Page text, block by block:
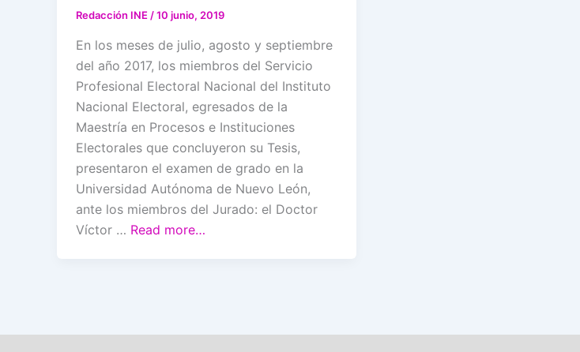
Redacción INE /10 junio, 2019
En los meses de julio, agosto y septiembre
del año 2017, los miembros del Servicio
Profesional Electoral Nacional del Instituto
Nacional Electoral, egresados de la
Maestría en Procesos e Instituciones
Electorales que concluyeron su Tesis,
presentaron el examen de grado en la
Universidad Autónoma de Nuevo León,
ante los miembros del Jurado: el Doctor
Víctor … Read more…